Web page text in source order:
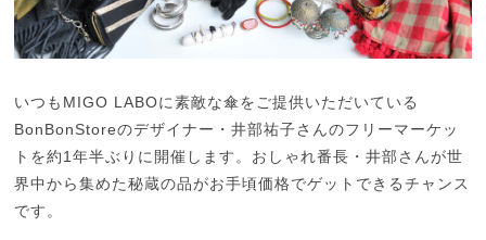
いつもMIGO LABOに素敵な傘をご提供いただいている
BonBonStoreのデザイナー・井部祐子さんのフリーマーケッ
トを約1年半ぶりに開催します。おしゃれ番長・井部さんが世
界中から集めた秘蔵の品がお手頃価格でゲットできるチャンス
です。